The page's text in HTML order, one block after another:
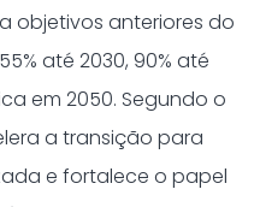
objetivos anteriores do
até 2030, 90% até
em 2050. Segundo o
a transição para
e fortalece o papel